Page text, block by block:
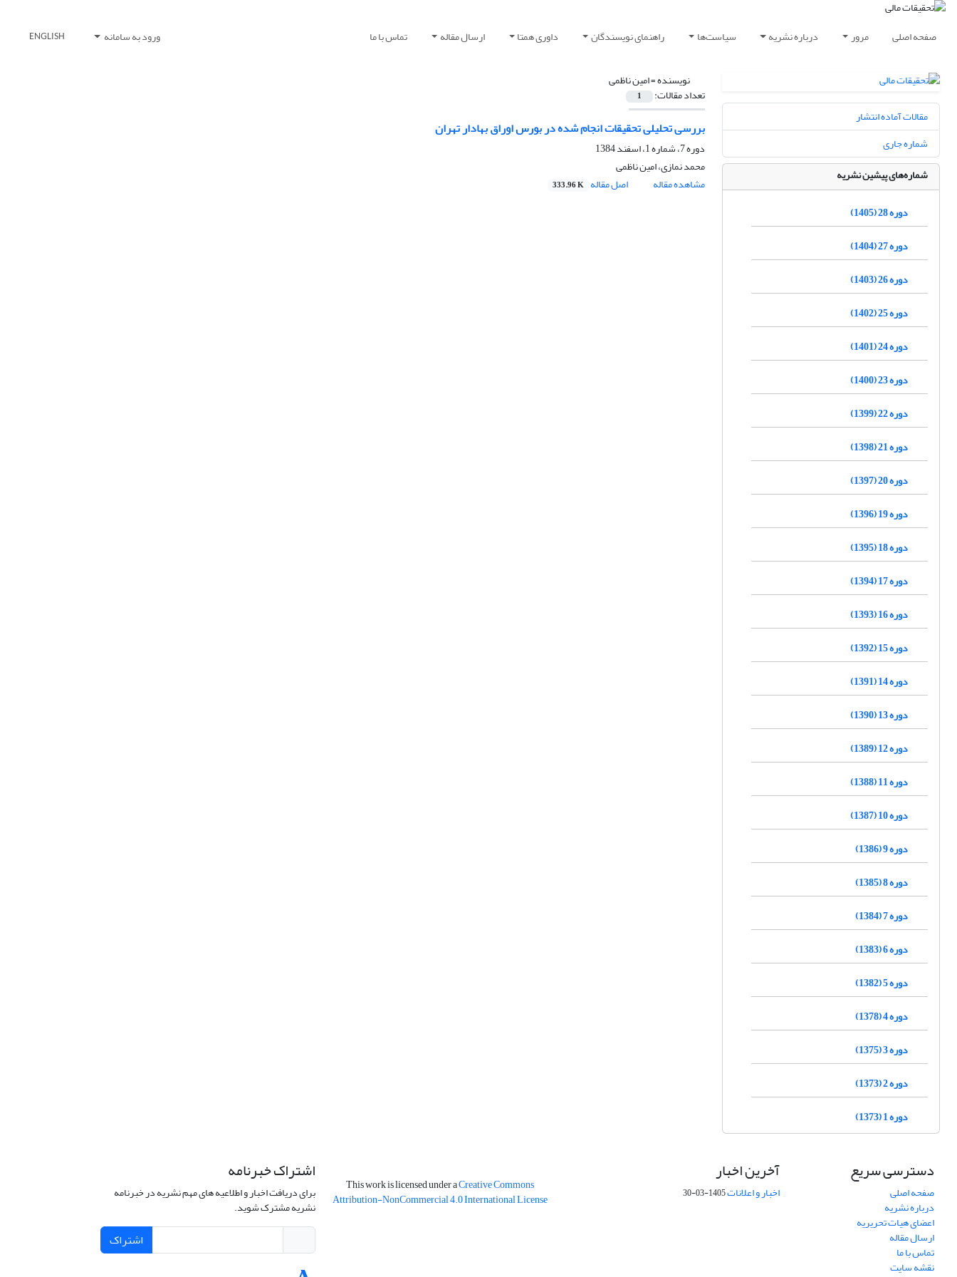
صفحه اصلی مرور درباره نشریه سیاست‌ها راهنمای نویسندگان داوری همتا ارسال مقاله تماس با ما ورود به سامانه ENGLISH
نویسنده =امین ناظمی
تعداد مقالات: 1
بررسی تحلیلی تحقیقات انجام شده در بورس اوراق بهادار تهران
دوره 7، شماره 1، اسفند 1384
محمد نمازی، امین ناظمی
مشاهده مقاله
اصل مقاله 333.96 K
مقالات آماده انتشار
شماره جاری
شماره‌های پیشین نشریه
دوره 28 (1405)
دوره 27 (1404)
دوره 26 (1403)
دوره 25 (1402)
دوره 24 (1401)
دوره 23 (1400)
دوره 22 (1399)
دوره 21 (1398)
دوره 20 (1397)
دوره 19 (1396)
دوره 18 (1395)
دوره 17 (1394)
دوره 16 (1393)
دوره 15 (1392)
دوره 14 (1391)
دوره 13 (1390)
دوره 12 (1389)
دوره 11 (1388)
دوره 10 (1387)
دوره 9 (1386)
دوره 8 (1385)
دوره 7 (1384)
دوره 6 (1383)
دوره 5 (1382)
دوره 4 (1378)
دوره 3 (1375)
دوره 2 (1373)
دوره 1 (1373)
دسترسی سریع
صفحه اصلی
درباره نشریه
اعضای هیات تحریریه
ارسال مقاله
تماس با ما
نقشه سایت
آخرین اخبار
اخبار و اعلانات1405-03-30
This work is licensed under aCreative Commons
Attribution-NonCommercial 4.0 International License
اشتراک خبرنامه
برای دریافت اخبار و اطلاعیه های مهم نشریه در خبرنامه
نشریه مشترک شوید.
اشتراک